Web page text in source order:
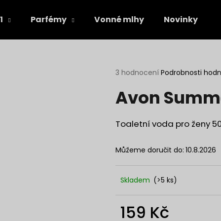
Parfémy Vonné mlhy Novinky
Průměrné
produktu
je
z
5
3 hodnocení Podrobnosti
Avon
Toaletní voda pro ženy
Můžeme doručit do: 10.8.2026
Skladem (>5 ks)
159 Kč
HLEDAT